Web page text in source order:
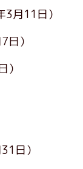
3月11日）
日）
）
日）